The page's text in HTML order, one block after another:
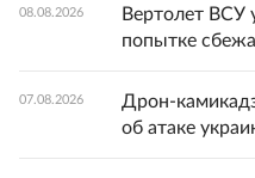
08.08.2026
Вертолет ВСУ
попытке
07.08.2026
Дрон-
об атаке